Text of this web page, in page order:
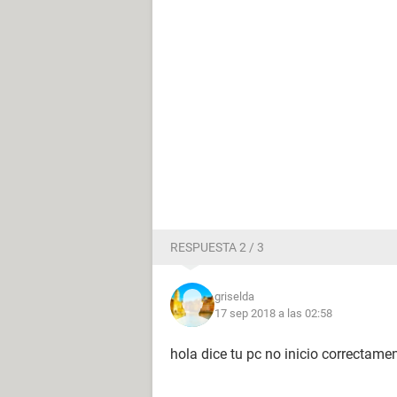
RESPUESTA 2 / 3
griselda
17 sep 2018 a las 02:58
hola dice tu pc no inicio